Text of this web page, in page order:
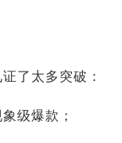
了太多突破：
级爆款；